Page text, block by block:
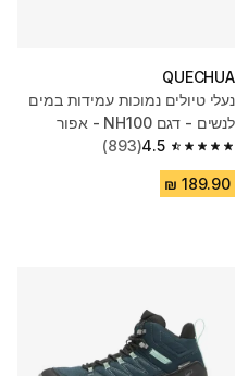
QUECHUA
נעלי טיולים נמוכות עמידות במים
לנשים - דגם NH100 - אפור
4.5
4.5 out of 5 stars from 893 reviews
(893)